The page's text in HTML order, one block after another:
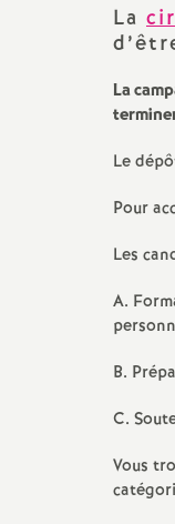
La
La
Le
Pour
Les
A.
B.
C.
Vous